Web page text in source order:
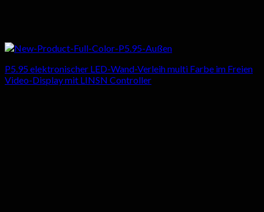
P5.95 elektronischer LED-Wand-Verleih multi Farbe im Freien
Video-Display mit LINSN Controller